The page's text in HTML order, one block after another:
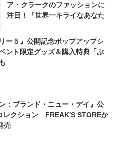
ア・クラークのファッションに
注目！『世界一キライなあなた
ー５』公開記念ポップアップシ
ント限定グッズ＆購入特典「ぷ
：ブランド・ニュー・デイ』公
レクション FREAK'S STOREか
売